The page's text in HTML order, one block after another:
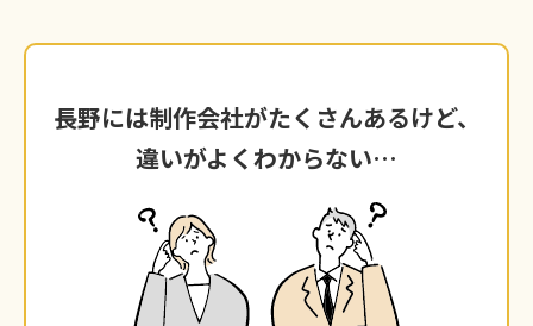
長野には制作会社がたくさんあるけど、
違いがよくわからない…
長野には制作会社がたくさんあるけど、
違いがよくわからない…
ウェブで検索すると、長野を拠点とする制作会
社がたくさん見つかる。デザインがきれいな会
社、技術力が高そうな会社。でも、何を基準に